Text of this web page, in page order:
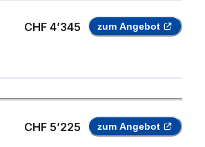
CHF 4’345 zum Angebot
CHF 5’225 zum Angebot